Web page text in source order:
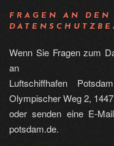
FRAGEN AN DEN
Wenn Sie Fragen zum
an
Luftschiffhafen
Olympischer Weg 2,
oder senden eine E-
potsdam.de.